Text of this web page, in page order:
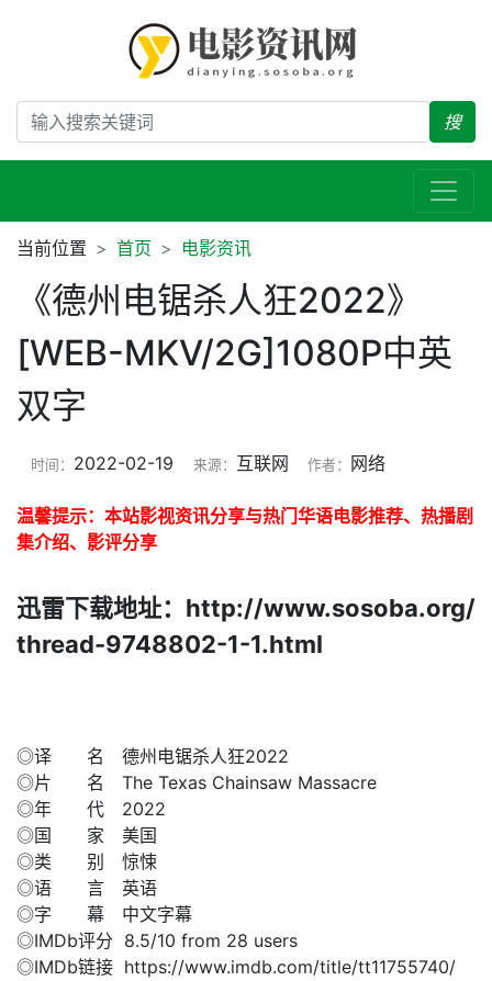
搜
当前位置 首页 电影资讯
《德州电锯杀人狂2022》
[WEB-MKV/2G]1080P中英
双字
时间： 2022-02-19 来源： 互联网 作者： 网络
温馨提示：本站影视资讯分享与热门华语电影推荐、热播剧
集介绍、影评分享
迅雷下载地址：http://www.sosoba.org/
thread-9748802-1-1.html
◎译 名 德州电锯杀人狂2022
◎片 名 The Texas Chainsaw Massacre
◎年 代 2022
◎国 家 美国
◎类 别 惊悚
◎语 言 英语
◎字 幕 中文字幕
◎IMDb评分 8.5/10 from 28 users
◎IMDb链接 https://www.imdb.com/title/tt11755740/